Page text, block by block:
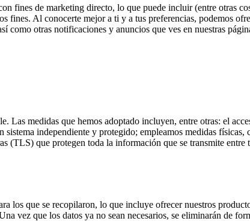
fines de marketing directo, lo que puede incluir (entre otras
fines. Al conocerte mejor a ti y a tus preferencias, podemos
como otras notificaciones y anuncios que ves en nuestras
Las medidas que hemos adoptado incluyen, entre otras: el
independiente y protegido; empleamos medidas físicas,
(TLS) que protegen toda la información que se transmite
los que se recopilaron, lo que incluye ofrecer nuestros
vez que los datos ya no sean necesarios, se eliminarán de